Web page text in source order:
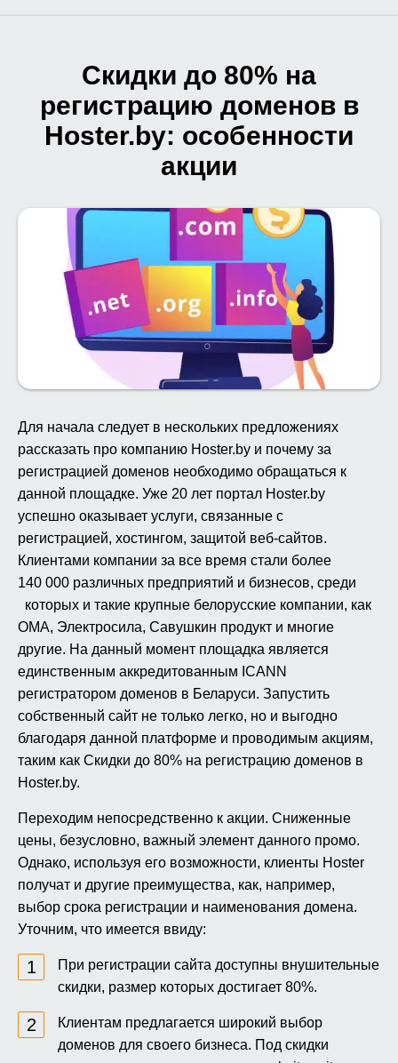
Скидки до 80% на
регистрацию доменов в
Hoster.by: особенности
акции
Для начала следует в нескольких предложениях
рассказать про компанию Hoster.by и почему за
регистрацией доменов необходимо обращаться к
данной площадке. Уже 20 лет портал Hoster.by
успешно оказывает услуги, связанные с
регистрацией, хостингом, защитой веб-сайтов.
Клиентами компании за все время стали более
140 000 различных предприятий и бизнесов, среди
которых и такие крупные белорусские компании, как
ОМА, Электросила, Савушкин продукт и многие
другие. На данный момент площадка является
единственным аккредитованным ICANN
регистратором доменов в Беларуси. Запустить
собственный сайт не только легко, но и выгодно
благодаря данной платформе и проводимым акциям,
таким как Скидки до 80% на регистрацию доменов в
Hoster.by.
Переходим непосредственно к акции. Сниженные
цены, безусловно, важный элемент данного промо.
Однако, используя его возможности, клиенты Hoster
получат и другие преимущества, как, например,
выбор срока регистрации и наименования домена.
Уточним, что имеется ввиду:
При регистрации сайта доступны внушительные
скидки, размер которых достигает 80%.
Клиентам предлагается широкий выбор
доменов для своего бизнеса. Под скидки